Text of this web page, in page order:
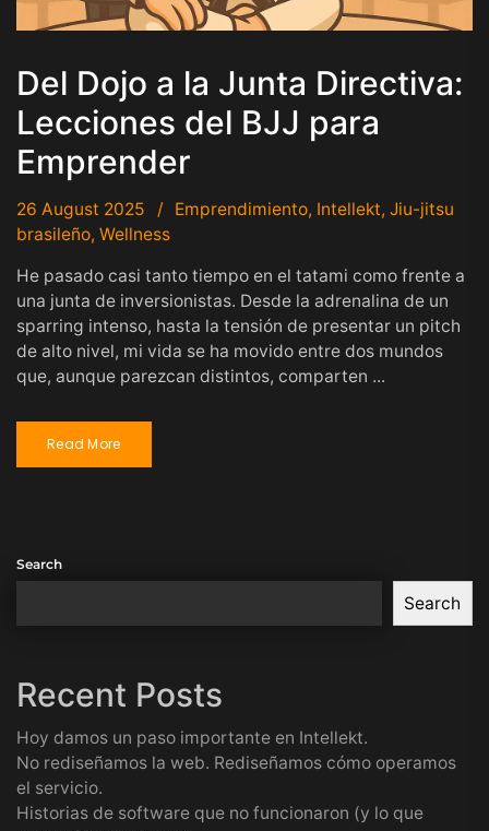
Del Dojo a la Junta Directiva:
Lecciones del BJJ para
Emprender
26 August 2025 Emprendimiento, Intellekt, Jiu-jitsu
brasileño, Wellness
He pasado casi tanto tiempo en el tatami como frente a
una junta de inversionistas. Desde la adrenalina de un
sparring intenso, hasta la tensión de presentar un pitch
de alto nivel, mi vida se ha movido entre dos mundos
que, aunque parezcan distintos, comparten ...
Read More
Search
Search
Recent Posts
Hoy damos un paso importante en Intellekt.
No rediseñamos la web. Rediseñamos cómo operamos
el servicio.
Historias de software que no funcionaron (y lo que